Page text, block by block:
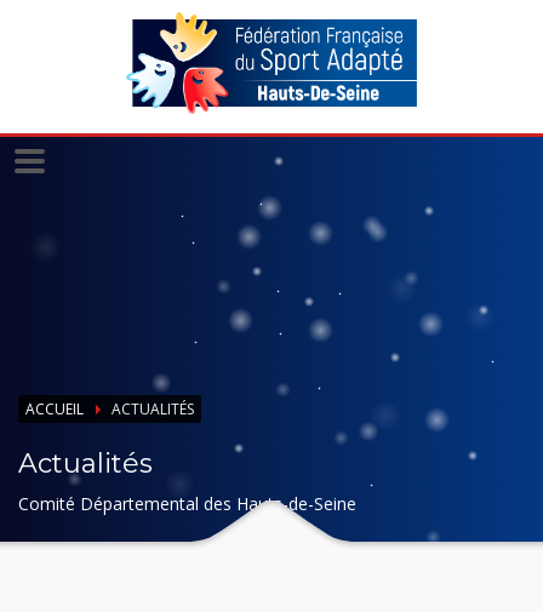
ACCUEIL ACTUALITÉS
Actualités
Comité Départemental des Hauts-de-Seine
Panneau de gestion des cookies